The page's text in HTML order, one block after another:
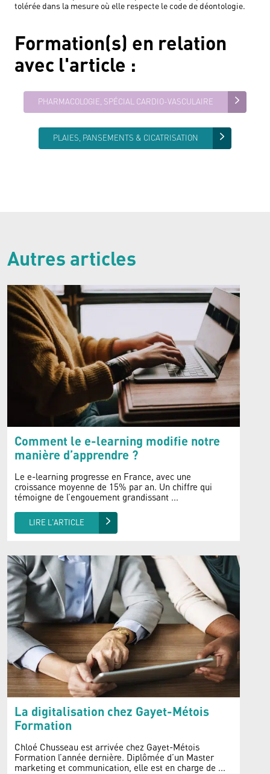
tolérée dans la mesure où elle respecte le code de déontologie.
Formation(s) en relation
avec l'article :
PHARMACOLOGIE, SPÉCIAL CARDIO-VASCULAIRE
PLAIES, PANSEMENTS & CICATRISATION
Autres articles
Comment le e-learning modifie notre
manière d’apprendre ?
Le e-learning progresse en France, avec une
croissance moyenne de 15% par an. Un chiffre qui
témoigne de l’engouement grandissant ...
LIRE L'ARTICLE
La digitalisation chez Gayet-Métois
Formation
Chloé Chusseau est arrivée chez Gayet-Métois
Formation l’année dernière. Diplômée d’un Master
marketing et communication, elle est en charge de ...